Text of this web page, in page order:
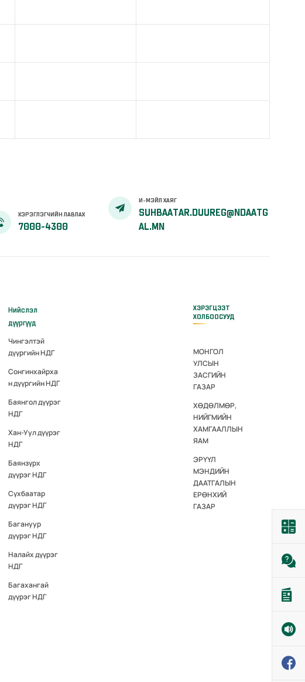
ХЭРЭГЛЭГЧИЙН ЛАВЛАХ
7000-4300
И-МЭЙЛ ХАЯГ
SUHBAATAR.DUUREG@NDAATG
AL.MN
Нийслэл
дүүргүүд
Чингэлтэй
дүүргийн НДГ
Сонгинхайрха
н дүүргийн НДГ
Баянгол дүүрэг
НДГ
Хан-Уул дүүрэг
НДГ
Баянзүрх
дүүрэг НДГ
Сүхбаатар
дүүрэг НДГ
Багануур
дүүрэг НДГ
Налайх дүүрэг
НДГ
Багахангай
дүүрэг НДГ
ХЭРЭГЦЭЭТ
ХОЛБООСУУД
МОНГОЛ
УЛСЫН
ЗАСГИЙН
ГАЗАР
ХӨДӨЛМӨР,
НИЙГМИЙН
ХАМГААЛЛЫН
ЯАМ
ЭРҮҮЛ
МЭНДИЙН
ДААТГАЛЫН
ЕРӨНХИЙ
ГАЗАР